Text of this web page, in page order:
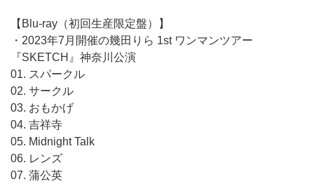
【Blu-ray（初回生産限定盤）】
・2023年7月開催の幾田りら 1st ワンマンツアー
『SKETCH』神奈川公演
01. スパークル
02. サークル
03. おもかげ
04. 吉祥寺
05. Midnight Talk
06. レンズ
07. 蒲公英